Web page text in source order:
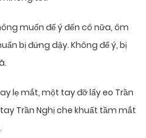
muốn để ý đến cô nữa, ôm
bị đứng dậy. Không để ý, bị
lẹ mắt, một tay đỡ lấy eo Trần
Trần Nghị che khuất tầm mắt